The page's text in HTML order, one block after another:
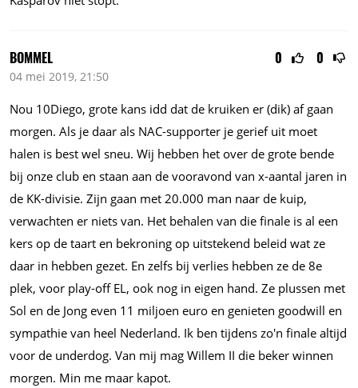
0 0
BOMMEL
04 mei 2019, 21:50
Nou 10Diego, grote kans idd dat de kruiken er (dik) af gaan
morgen. Als je daar als NAC-supporter je gerief uit moet
halen is best wel sneu. Wij hebben het over de grote bende
bij onze club en staan aan de vooravond van x-aantal jaren in
de KK-divisie. Zijn gaan met 20.000 man naar de kuip,
verwachten er niets van. Het behalen van die finale is al een
kers op de taart en bekroning op uitstekend beleid wat ze
daar in hebben gezet. En zelfs bij verlies hebben ze de 8e
plek, voor play-off EL, ook nog in eigen hand. Ze plussen met
Sol en de Jong even 11 miljoen euro en genieten goodwill en
sympathie van heel Nederland. Ik ben tijdens zo'n finale altijd
voor de underdog. Van mij mag Willem II die beker winnen
morgen. Min me maar kapot.